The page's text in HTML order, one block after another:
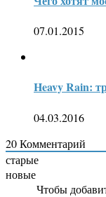
07.01.2015
Heavy Rain:
04.03.2016
20Комментарий
старые
новые
Чтобы